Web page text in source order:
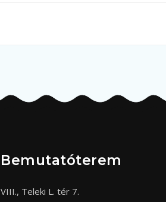
Bemutatóterem
VIII., Teleki L. tér 7.